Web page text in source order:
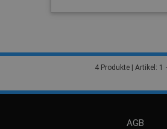
4 Produkte | Artikel: 1
AGB